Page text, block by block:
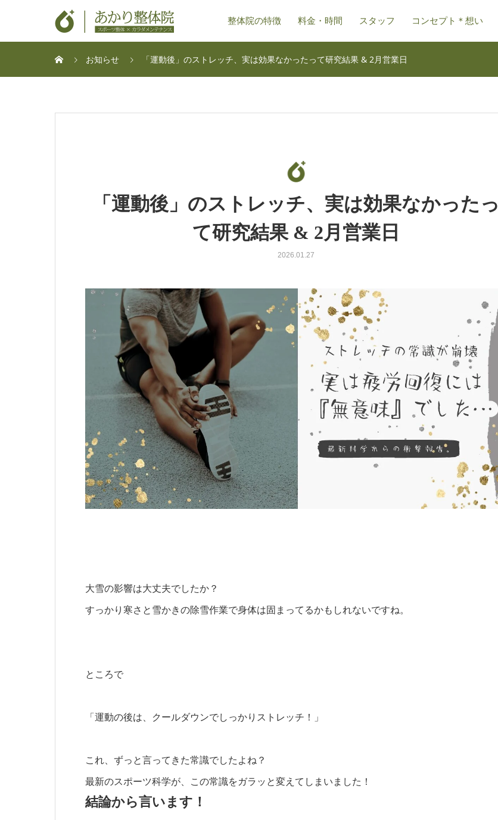
整体院の特徴 料金・時間 スタッフ コンセプト＊想い
お知らせ 「運動後」のストレッチ、実は効果なかったって研究結果 & 2月営業日
「運動後」のストレッチ、実は効果なかったっ
て研究結果 & 2月営業日
2026.01.27
大雪の影響は大丈夫でしたか？
すっかり寒さと雪かきの除雪作業で身体は固まってるかもしれないですね。
ところで
「運動の後は、クールダウンでしっかりストレッチ！」
これ、ずっと言ってきた常識でしたよね？
最新のスポーツ科学が、この常識をガラッと変えてしまいました！
結論から言います！